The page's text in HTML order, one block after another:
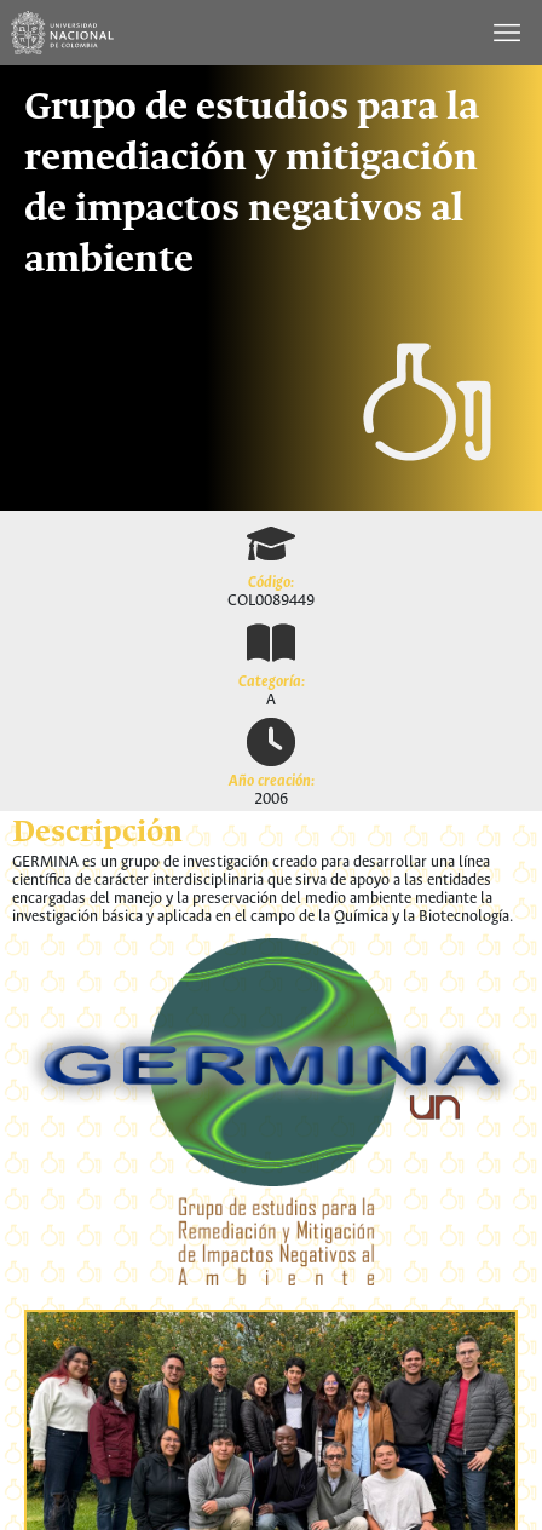
Saltar
contenido
Grupo de estudios para la
remediación y mitigación
de impactos negativos al
ambiente
Código:
COL0089449
Categoría:
A
Año creación:
2006
Descripción
GERMINA es un grupo de investigación creado para desarrollar una línea
científica de carácter interdisciplinaria que sirva de apoyo a las entidades
encargadas del manejo y la preservación del medio ambiente mediante la
investigación básica y aplicada en el campo de la Química y la Biotecnología.